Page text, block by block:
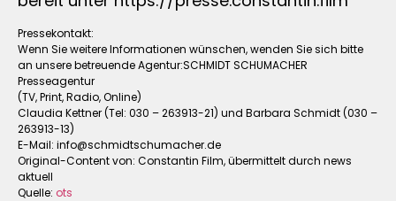
Pressekontakt:
Wenn Sie weitere Informationen wünschen, wenden Sie sich bitte
an unsere betreuende Agentur:SCHMIDT SCHUMACHER
Presseagentur
(TV, Print, Radio, Online)
Claudia Kettner (Tel: 030 – 263913-21) und Barbara Schmidt (030 –
263913-13)
E-Mail: info@schmidtschumacher.de
Original-Content von: Constantin Film, übermittelt durch news
aktuell
Quelle: ots